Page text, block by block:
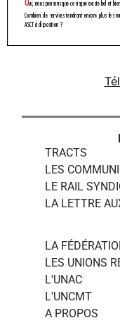
TRACTS
LES
LE RAIL
LA LETTRE
LA
LES UNIONS
L'UNAC
L'UNCMT
A PROPOS